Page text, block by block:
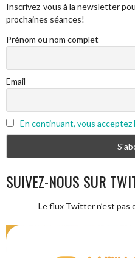
Inscrivez-vous à la newsletter
prochaines séances!
Prénom ou nom complet
Email
En continuant, vous
SUIVEZ-NOUS SUR
Le flux Twitter n’est pas